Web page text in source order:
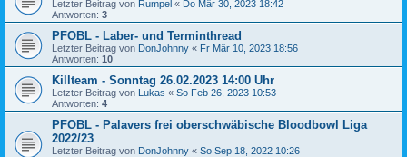
Letzter Beitrag von Rumpel « Do Mär 30, 2023 18:42
Antworten: 3
PFOBL - Laber- und Terminthread
Letzter Beitrag von DonJohnny « Fr Mär 10, 2023 18:56
Antworten: 10
Killteam - Sonntag 26.02.2023 14:00 Uhr
Letzter Beitrag von Lukas « So Feb 26, 2023 10:53
Antworten: 4
PFOBL - Palavers frei oberschwäbische Bloodbowl Liga
2022/23
Letzter Beitrag von DonJohnny « So Sep 18, 2022 10:26